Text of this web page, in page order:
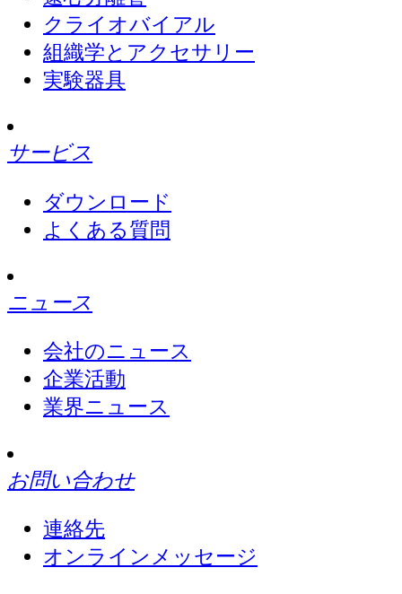
クライオバイアル
組織学とアクセサリー
実験器具
サービス
ダウンロード
よくある質問
ニュース
会社のニュース
企業活動
業界ニュース
お問い合わせ
連絡先
オンラインメッセージ